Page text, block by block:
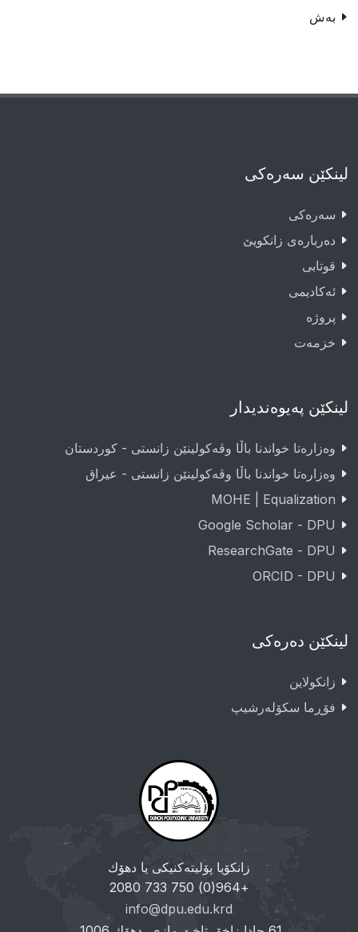
بەش
لینکێن سەرەکی
سەرەکى
دەربارەى زانکویێ
قوتابى
ئەکادیمى
پروژە
خزمەت
لینکێن پەیوەندیدار
وەزارەتا خواندنا باڵا وڤەکولینێن زانستی - کوردستان
وەزارەتا خواندنا باڵا وڤەکولینێن زانستی - عيراق
MOHE | Equalization
Google Scholar - DPU
ResearchGate - DPU
ORCID - DPU
لینکێن دەرەکی
زانکولاین
فۆڕما سکۆلەرشیپ
زانکۆیا پۆلیتەکنیکی یا دهۆك
+964(0) 750 733 2080
info@dpu.edu.krd